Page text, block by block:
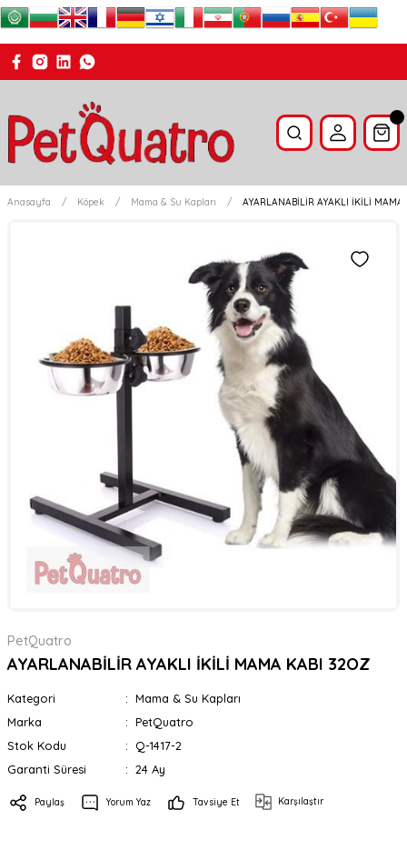
Anasayfa Köpek Mama & Su Kapları AYARLANABİLİR AYAKLI İKİLİ MAMA
PetQuatro
AYARLANABİLİR AYAKLI İKİLİ MAMA KABI 32OZ
Kategori
Mama & Su Kapları
Marka
PetQuatro
Stok Kodu
Q-1417-2
Garanti Süresi
24 Ay
Paylaş Yorum Yaz Tavsiye Et Karşılaştır